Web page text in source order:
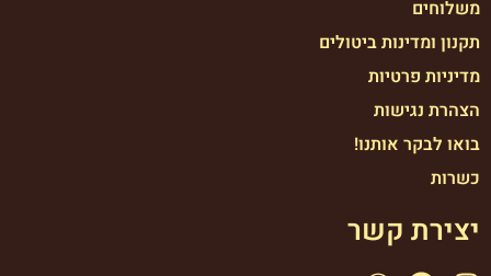
משלוחים
תקנון ומדינות ביטולים
מדיניות פרטיות
הצהרת נגישות
בואו לבקר אותנו!
כשרות
יצירת קשר